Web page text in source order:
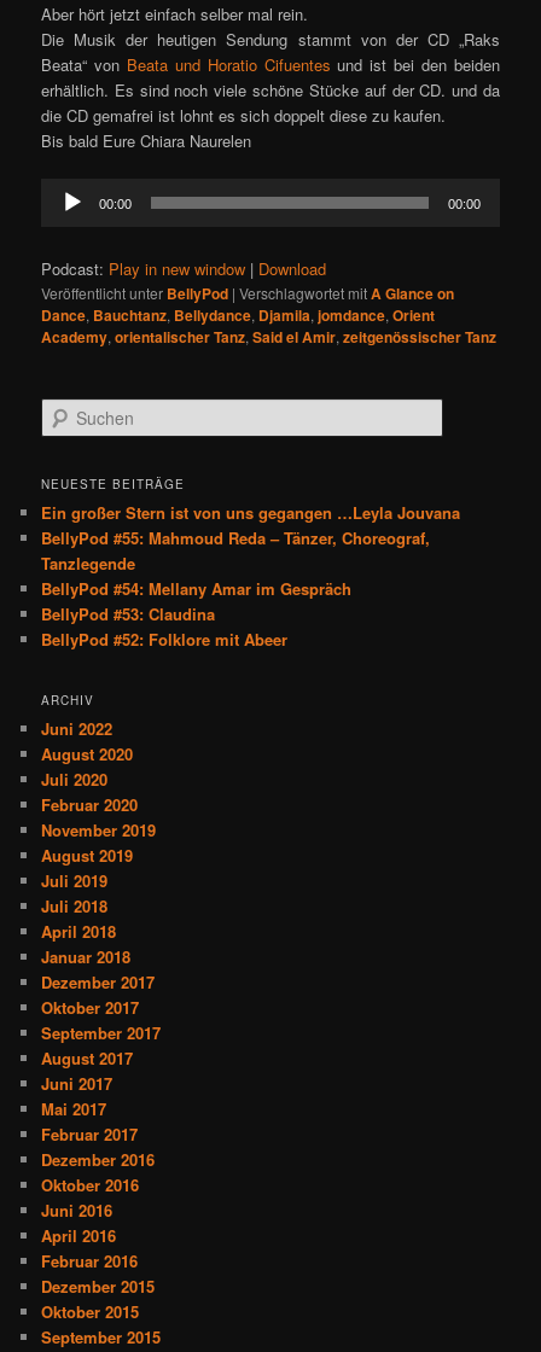
Aber hört jetzt einfach selber mal rein.
Die Musik der heutigen Sendung stammt von der CD „Raks
Beata“ vonBeata und Horatio Cifuentes und ist bei den beiden
erhältlich. Es sind noch viele schöne Stücke auf der CD. und da
die CD gemafrei ist lohnt es sich doppelt diese zu kaufen.
Bis bald Eure Chiara Naurelen
Audio-
Player
00:00 00:00
Podcast: Play in new window | Download
Veröffentlicht unter BellyPod |Verschlagwortet mitA Glance on
Dance, Bauchtanz, Bellydance, Djamila,jomdance,Orient
Academy,orientalischer Tanz,Said el Amir,zeitgenössischer Tanz
u
h
n
NEUESTE BEITRÄGE
Ein großer Stern ist von uns gegangen …Leyla Jouvana
BellyPod #55: Mahmoud Reda – Tänzer, Choreograf,
Tanzlegende
BellyPod #54: Mellany Amar im Gespräch
BellyPod #53: Claudina
BellyPod #52: Folklore mit Abeer
ARCHIV
Juni 2022
August 2020
Juli 2020
Februar 2020
November 2019
August 2019
Juli 2019
Juli 2018
April 2018
Januar 2018
Dezember 2017
Oktober 2017
September 2017
August 2017
Juni 2017
Mai 2017
Februar 2017
Dezember 2016
Oktober 2016
Juni 2016
April 2016
Februar 2016
Dezember 2015
Oktober 2015
September 2015